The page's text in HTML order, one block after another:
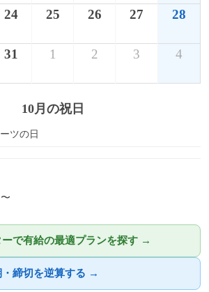
24 25 26 27 28
31 1 2 3 4
10月の祝日
ツの日
で有給の最適プランを探す →
締切を逆算する →